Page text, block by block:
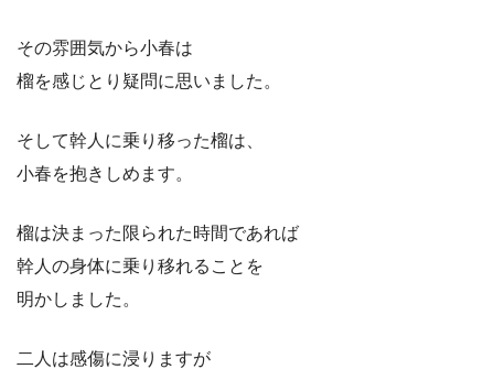
その雰囲気から小春は
榴を感じとり疑問に思いました。
そして幹人に乗り移った榴は、
小春を抱きしめます。
榴は決まった限られた時間であれば
幹人の身体に乗り移れることを
明かしました。
二人は感傷に浸りますが